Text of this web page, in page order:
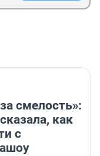
смелость»:
как
с